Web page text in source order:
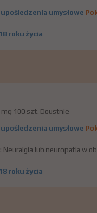
umysłowe
roku życia
mg 100 szt. Doustnie
umysłowe
Neuralgia lub neuropatia w
roku życia